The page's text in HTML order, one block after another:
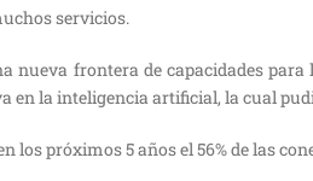
servicios.
nueva frontera de capacidades
en la inteligencia artificial, la cual
los próximos 5 años el 56% de las